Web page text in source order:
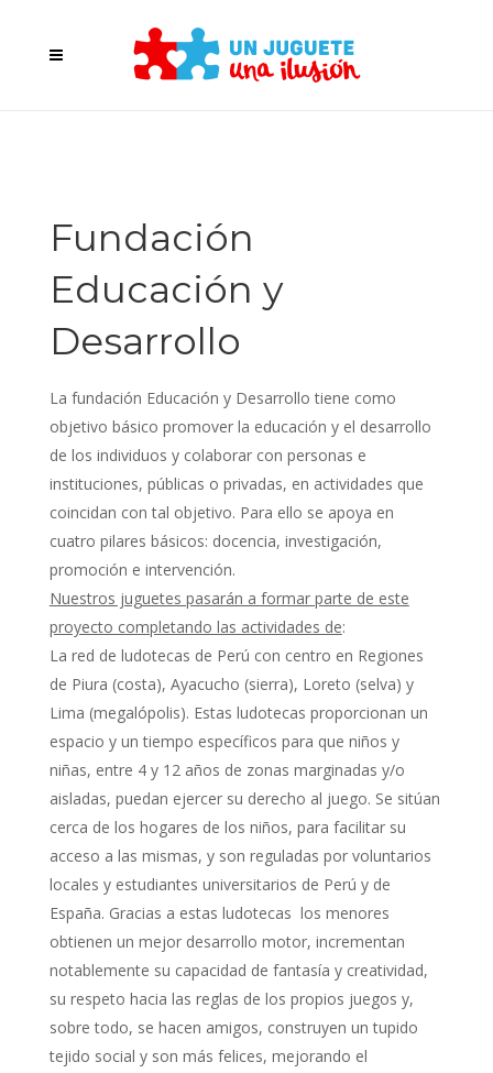
Fundación
Educación y
Desarrollo
La fundación Educación y Desarrollo tiene como
objetivo básico promover la educación y el desarrollo
de los individuos y colaborar con personas e
instituciones, públicas o privadas, en actividades que
coincidan con tal objetivo. Para ello se apoya en
cuatro pilares básicos: docencia, investigación,
promoción e intervención.
Nuestros juguetes pasarán a formar parte de este
proyecto completando las actividades de:
La red de ludotecas de Perú con centro en Regiones
de Piura (costa), Ayacucho (sierra), Loreto (selva) y
Lima (megalópolis). Estas ludotecas proporcionan un
espacio y un tiempo específicos para que niños y
niñas, entre 4 y 12 años de zonas marginadas y/o
aisladas, puedan ejercer su derecho al juego. Se sitúan
cerca de los hogares de los niños, para facilitar su
acceso a las mismas, y son reguladas por voluntarios
locales y estudiantes universitarios de Perú y de
España. Gracias a estas ludotecas los menores
obtienen un mejor desarrollo motor, incrementan
notablemente su capacidad de fantasía y creatividad,
su respeto hacia las reglas de los propios juegos y,
sobre todo, se hacen amigos, construyen un tupido
tejido social y son más felices, mejorando el